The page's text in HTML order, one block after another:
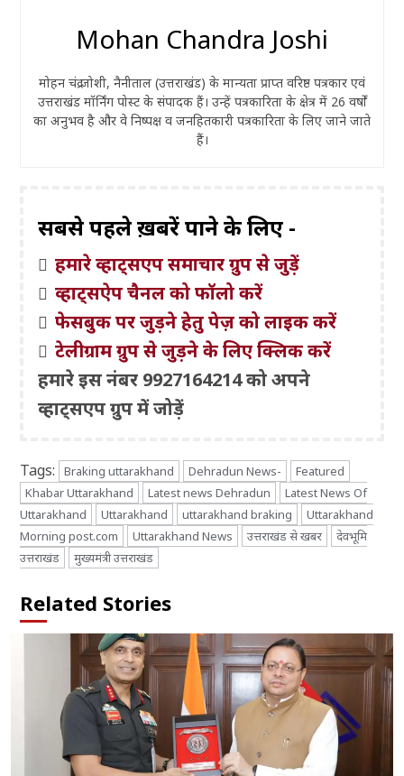
Mohan Chandra Joshi
मोहन चंद्र जोशी, नैनीताल (उत्तराखंड) के मान्यता प्राप्त वरिष्ठ पत्रकार एवं
उत्तराखंड मॉर्निंग पोस्ट के संपादक हैं। उन्हें पत्रकारिता के क्षेत्र में 26 वर्षों
का अनुभव है और वे निष्पक्ष व जनहितकारी पत्रकारिता के लिए जाने जाते
हैं।
सबसे पहले ख़बरें पाने के लिए -
हमारे व्हाट्सएप समाचार ग्रुप से जुड़ें
व्हाट्सऐप चैनल को फॉलो करें
फेसबुक पर जुड़ने हेतु पेज़ को लाइक करें
टेलीग्राम ग्रुप से जुड़ने के लिए क्लिक करें
हमारे इस नंबर 9927164214 को अपने
व्हाट्सएप ग्रुप में जोड़ें
Tags: Braking uttarakhand Dehradun News-
Featured
Khabar Uttarakhand
Latest news Dehradun
Latest News Of
Uttarakhand
Uttarakhand uttarakhand braking
Uttarakhand
Morning post.com
Uttarakhand News उत्तराखंड से खबर
देवभूमि
उत्तराखंड
मुख्यमंत्री उत्तराखंड
Related Stories